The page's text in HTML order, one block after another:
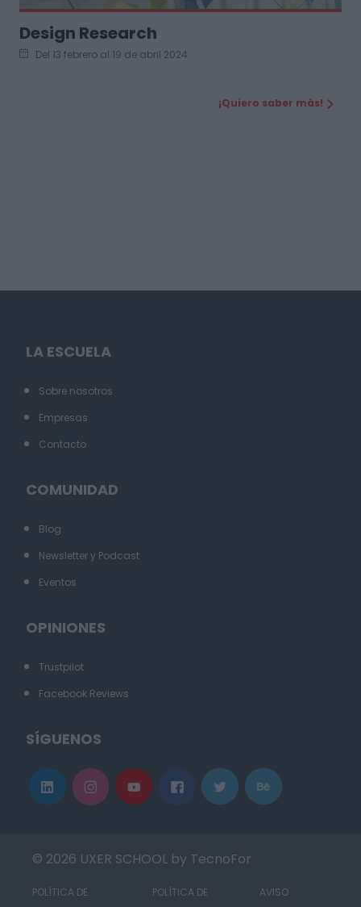
Design Research
Del 13 febrero al 19 de abril 2024
¡Quiero saber más!
LA ESCUELA
Sobre nosotros
Empresas
Contacto
COMUNIDAD
Blog
Newsletter y Podcast
Eventos
OPINIONES
Trustpilot
Facebook Reviews
SÍGUENOS
© 2026 UXER SCHOOL by TecnoFor
POLÍTICA DE
POLÍTICA DE
AVISO